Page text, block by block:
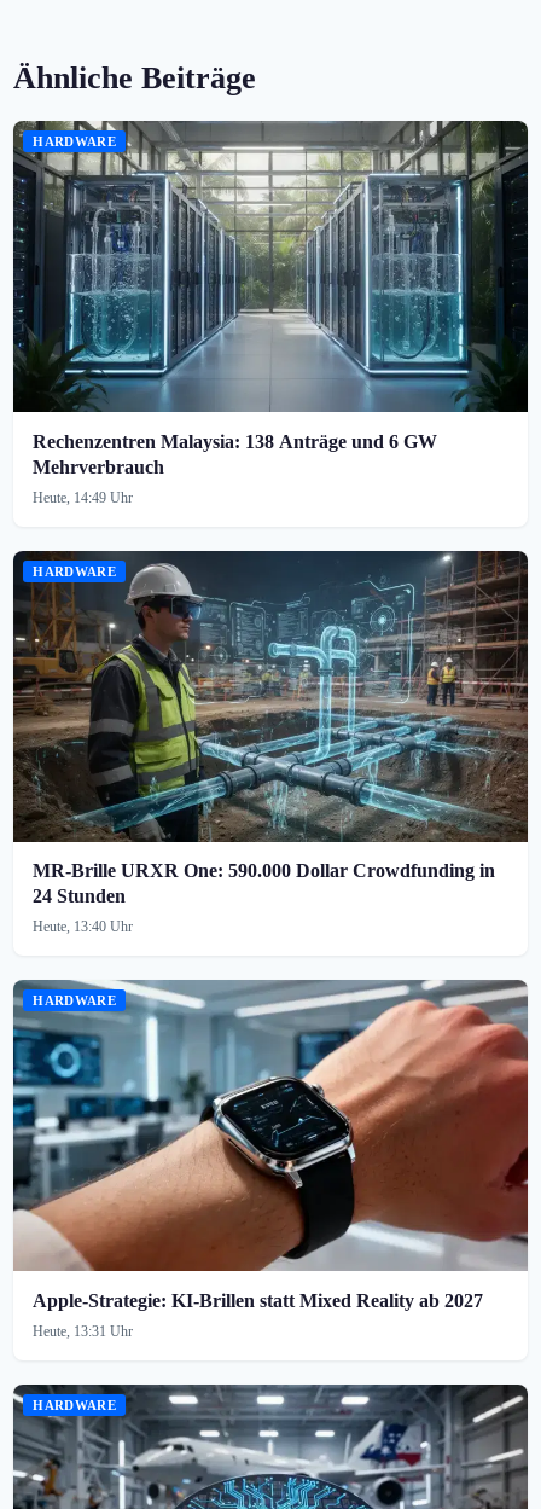
Ähnliche Beiträge
HARDWARE
Rechenzentren Malaysia: 138 Anträge und 6 GW
Mehrverbrauch
Heute, 14:49 Uhr
HARDWARE
MR-Brille URXR One: 590.000 Dollar Crowdfunding in
24 Stunden
Heute, 13:40 Uhr
HARDWARE
Apple-Strategie: KI-Brillen statt Mixed Reality ab 2027
Heute, 13:31 Uhr
HARDWARE